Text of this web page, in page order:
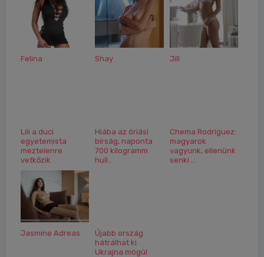
Felina Shay Jill
Lili a duci
egyetemista
meztelenre
vetkőzik
Hiába az óriási
bírság, naponta
700 kilogramm
hull...
Chema Rodríguez:
magyarok
vagyunk, ellenünk
senki ...
Jasmine Adreas
Újabb ország
hátrálhat ki
Ukrajna mögül